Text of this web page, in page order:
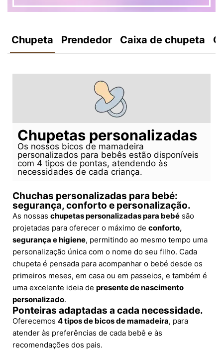
Chupeta Prendedor Caixa de chupeta
Chupetas personalizadas
Os nossos bicos de mamadeira
personalizados para bebês estão disponíveis
com 4 tipos de pontas, atendendo às
necessidades de cada criança.
Chuchas personalizadas para bebé:
segurança, conforto e personalização.
As nossas chupetas personalizadas para bebé são
projetadas para oferecer o máximo de conforto,
segurança e higiene, permitindo ao mesmo tempo uma
personalização única com o nome do seu filho. Cada
chupeta é pensada para acompanhar o bebé desde os
primeiros meses, em casa ou em passeios, e também é
uma excelente ideia de presente de nascimento
personalizado.
Ponteiras adaptadas a cada necessidade.
Oferecemos 4 tipos de bicos de mamadeira, para
atender às preferências de cada bebê e às
recomendações dos pais.